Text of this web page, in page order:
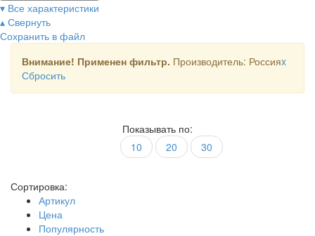
▾ Все характеристики
▴ Свернуть
Сохранить в файл
Внимание! Применен фильтр. Производитель: Россияx
Сбросить
Показывать по:
10
20 30
Сортировка:
Артикул
Цена
Популярность